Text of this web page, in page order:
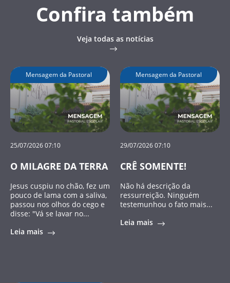
Confira também
Veja todas as notícias
Mensagem da Pastoral
25/07/2026 07:10
O MILAGRE DA TERRA
Jesus cuspiu no chão, fez um
pouco de lama com a saliva,
passou nos olhos do cego e
disse: "Vá se lavar no...
Leia mais
Mensagem da Pastoral
29/07/2026 07:10
CRÊ SOMENTE!
Não há descrição da
ressurreição. Ninguém
testemunhou o fato mais...
Leia mais